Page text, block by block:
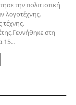
την πολιτιστική
λογοτέχνης,
τέχνης,
στη
15...